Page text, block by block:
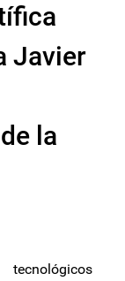
Javier
la